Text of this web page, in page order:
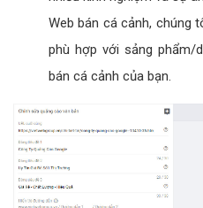
Web bán cá cảnh, chúng
phù hợp với sảng phẩm/
bán cá cảnh của bạn.